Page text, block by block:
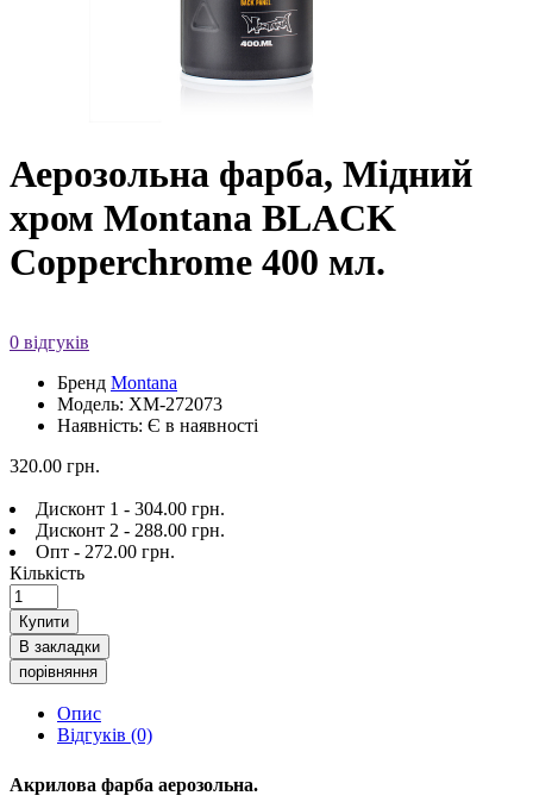
Аерозольна фарба, Мідний
хром Montana BLACK
Copperchrome 400 мл.
0 відгуків
Бренд Montana
Модель: XM-272073
Наявність: Є в наявності
320.00 грн.
Дисконт 1 - 304.00 грн.
Дисконт 2 - 288.00 грн.
Опт - 272.00 грн.
Кількість
Купити
В закладки
порівняння
Опис
Відгуків (0)
Акрилова фарба аерозольна.